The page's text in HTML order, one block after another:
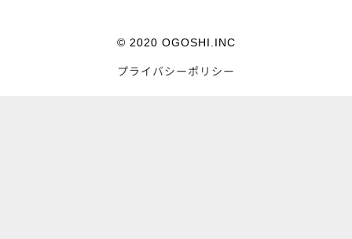
© 2020 OGOSHI.INC
プライバシーポリシー